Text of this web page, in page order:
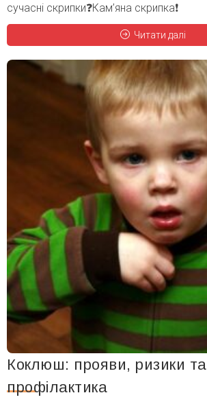
сучасні скрипки❓Кам’яна скрипка❗️
Читати далі
Коклюш: прояви, ризики та
профілактика